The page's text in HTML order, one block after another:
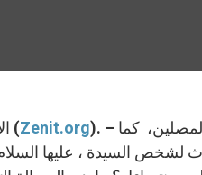
الأردن، الجمعة 18 يونيو 2010 (Zenit.org). – تجلت ساحة كنيسة سيدة الجبل لللاتين- عنجرة، هذا العام بالمصلين، كما
لشخص السيدة ، عليها